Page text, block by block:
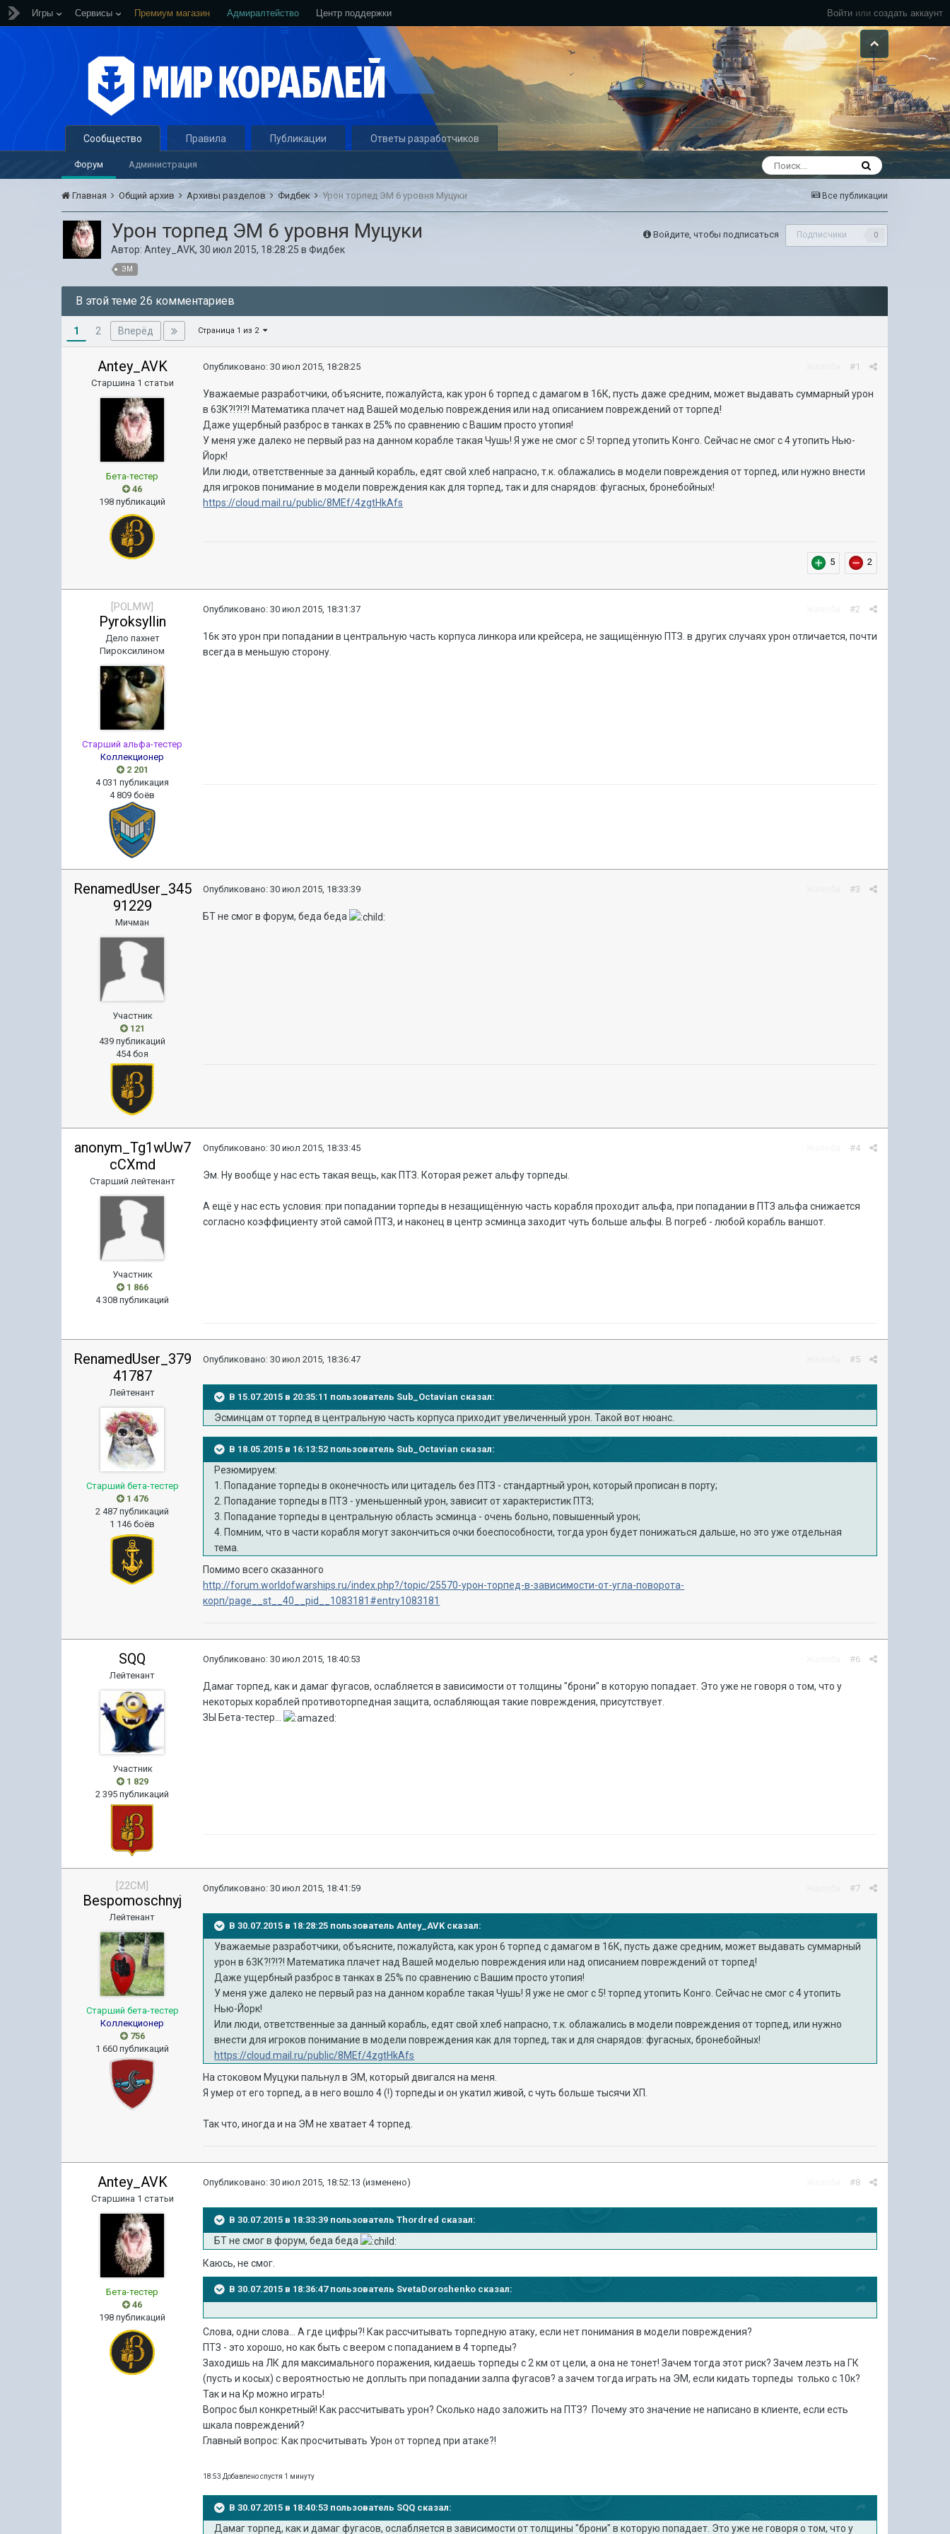
Войти или создать аккаунт
Игры Сервисы Премиум магазин Адмиралтейство Центр поддержки
Сообщество
Форум Администрация
Правила Публикации Ответы разработчиков
Все публикации
Главная Общий архив Архивы разделов Фидбек Урон торпед ЭМ 6 уровня Муцуки
Войдите, чтобы подписаться Подписчики 0
Урон торпед ЭМ 6 уровня Муцуки
Автор:Antey_AVK,30 июл 2015, 18:28:25 вФидбек
ЭМ
В этой теме 26 комментариев
1 2 Вперёд Страница 1 из 2
Antey_AVK
Старшина 1 статьи
Бета-тестер
46
198 публикаций
#1
Опубликовано:30 июл 2015, 18:28:25
Уважаемые разработчики, объясните, пожалуйста, как урон 6 торпед с дамагом в 16К, пусть даже средним, может выдавать суммарный урон
в 63К?!?!?! Математика плачет над Вашей моделью повреждения или над описанием повреждений от торпед!
Даже ущербный разброс в танках в 25% по сравнению с Вашим просто утопия!
У меня уже далеко не первый раз на данном корабле такая Чушь! Я уже не смог с 5! торпед утопить Конго. Сейчас не смог с 4 утопить Нью-
Йорк!
Или люди, ответственные за данный корабль, едят свой хлеб напрасно, т.к. облажались в модели повреждения от торпед, или нужно внести
для игроков понимание в модели повреждения как для торпед, так и для снарядов: фугасных, бронебойных!
https://cloud.mail.ru/public/8MEf/4zgtHkAfs
5 2
[POLMW]
Pyroksyllin
Дело пахнет
Пироксилином
Старший альфа-тестер
Коллекционер
2 201
4 031 публикация
4 809 боёв
#2
Опубликовано:30 июл 2015, 18:31:37
16к это урон при попадании в центральную часть корпуса линкора или крейсера, не защищённую ПТЗ. в других случаях урон отличается, почти
всегда в меньшую сторону.
RenamedUser_345
91229
Мичман
Участник
121
439 публикаций
454 боя
#3
Опубликовано:30 июл 2015, 18:33:39
БТ не смог в форум, беда беда
anonym_Tg1wUw7
cCXmd
Старший лейтенант
Участник
1 866
4 308 публикаций
#4
Опубликовано:30 июл 2015, 18:33:45
Эм. Ну вообще у нас есть такая вещь, как ПТЗ. Которая режет альфу торпеды.
А ещё у нас есть условия: при попадании торпеды в незащищённую часть корабля проходит альфа, при попадании в ПТЗ альфа снижается
согласно коэффициенту этой самой ПТЗ, и наконец в центр эсминца заходит чуть больше альфы. В погреб - любой корабль ваншот.
RenamedUser_379
41787
Лейтенант
Старший бета-тестер
1 476
2 487 публикаций
1 146 боёв
#5
Опубликовано:30 июл 2015, 18:36:47
В 15.07.2015 в 20:35:11 пользователь Sub_Octavian сказал:
Эсминцам от торпед в центральную часть корпуса приходит увеличенный урон. Такой вот нюанс.
В 18.05.2015 в 16:13:52 пользователь Sub_Octavian сказал:
Резюмируем:
1. Попадание торпеды в оконечность или цитадель без ПТЗ - стандартный урон, который прописан в порту;
2. Попадание торпеды в ПТЗ - уменьшенный урон, зависит от характеристик ПТЗ;
3. Попадание торпеды в центральную область эсминца - очень больно, повышенный урон;
4. Помним, что в части корабля могут закончиться очки боеспособности, тогда урон будет понижаться дальше, но это уже отдельная
тема.
Помимо всего сказанного
http://forum.worldofwarships.ru/index.php?/topic/25570-урон-торпед-в-зависимости-от-угла-поворота-
корп/page__st__40__pid__1083181#entry1083181
SQQ
Лейтенант
Участник
1 829
2 395 публикаций
#6
Опубликовано:30 июл 2015, 18:40:53
Дамаг торпед, как и дамаг фугасов, ослабляется в зависимости от толщины "брони" в которую попадает. Это уже не говоря о том, что у
некоторых кораблей противоторпедная защита, ослабляющая такие повреждения, присутствует.
ЗЫ Бета-тестер...
[22CM]
Bespomoschnyj
Лейтенант
Старший бета-тестер
Коллекционер
756
1 660 публикаций
#7
Опубликовано:30 июл 2015, 18:41:59
В 30.07.2015 в 18:28:25 пользователь Antey_AVK сказал:
Уважаемые разработчики, объясните, пожалуйста, как урон 6 торпед с дамагом в 16К, пусть даже средним, может выдавать суммарный
урон в 63К?!?!?! Математика плачет над Вашей моделью повреждения или над описанием повреждений от торпед!
Даже ущербный разброс в танках в 25% по сравнению с Вашим просто утопия!
У меня уже далеко не первый раз на данном корабле такая Чушь! Я уже не смог с 5! торпед утопить Конго. Сейчас не смог с 4 утопить
Нью-Йорк!
Или люди, ответственные за данный корабль, едят свой хлеб напрасно, т.к. облажались в модели повреждения от торпед, или нужно
внести для игроков понимание в модели повреждения как для торпед, так и для снарядов: фугасных, бронебойных!
https://cloud.mail.ru/public/8MEf/4zgtHkAfs
На стоковом Муцуки пальнул в ЭМ, который двигался на меня.
Я умер от его торпед, а в него вошло 4 (!) торпеды и он укатил живой, с чуть больше тысячи ХП.
Так что, иногда и на ЭМ не хватает 4 торпед.
Antey_AVK
Старшина 1 статьи
Бета-тестер
46
198 публикаций
#8
Опубликовано:30 июл 2015, 18:52:13 (изменено)
В 30.07.2015 в 18:33:39 пользователь Thordred сказал:
БТ не смог в форум, беда беда
Каюсь, не смог.
В 30.07.2015 в 18:36:47 пользователь SvetaDoroshenko сказал:
Слова, одни слова... А где цифры?! Как рассчитывать торпедную атаку, если нет понимания в модели повреждения?
ПТЗ - это хорошо, но как быть с веером с попаданием в 4 торпеды?
Заходишь на ЛК для максимального поражения, кидаешь торпеды с 2 км от цели, а она не тонет! Зачем тогда этот риск? Зачем лезть на ГК
(пусть и косых) с вероятностью не доплыть при попадании залпа фугасов? а зачем тогда играть на ЭМ, если кидать торпеды только с 10к?
Так и на Кр можно играть!
Вопрос был конкретный! Как рассчитывать урон? Сколько надо заложить на ПТЗ? Почему это значение не написано в клиенте, если есть
шкала повреждений?
Главный вопрос: Как просчитывать Урон от торпед при атаке?!
18:53 Добавлено спустя 1 минуту
В 30.07.2015 в 18:40:53 пользователь SQQ сказал:
Дамаг торпед, как и дамаг фугасов, ослабляется в зависимости от толщины "брони" в которую попадает. Это уже не говоря о том, что у